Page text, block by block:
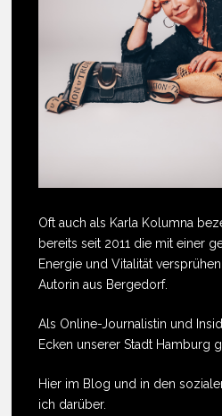
Oft auch als Karla Kolumna
bereits seit 2011 die mit einer
Energie und Vitalität
Autorin aus Bergedorf.
Als Online-Journalistin und
Ecken unserer Stadt Hamburg
Hier im Blog und in den
ich darüber.